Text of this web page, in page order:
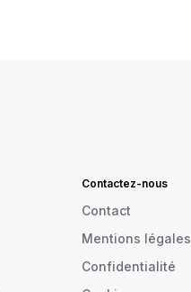
Contactez-nous
Contact
Mentions légales
Confidentialité